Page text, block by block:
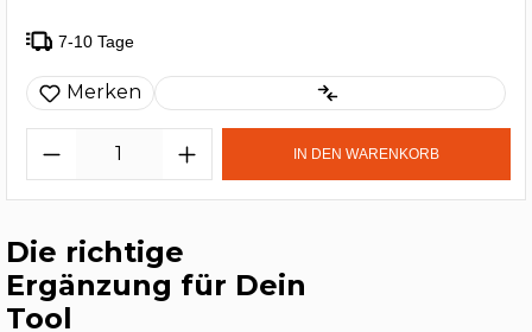
7-10 Tage
Merken
IN DEN WARENKORB
Die richtige
Ergänzung für Dein
Tool